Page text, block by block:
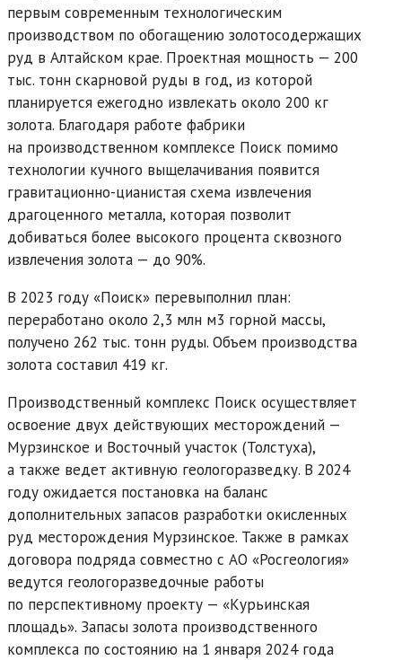
первым современным технологическим
производством по обогащению золотосодержащих
руд в Алтайском крае. Проектная мощность — 200
тыс. тонн скарновой руды в год, из которой
планируется ежегодно извлекать около 200 кг
золота. Благодаря работе фабрики
на производственном комплексе Поиск помимо
технологии кучного выщелачивания появится
гравитационно-цианистая схема извлечения
драгоценного металла, которая позволит
добиваться более высокого процента сквозного
извлечения золота — до 90%.
В 2023 году «Поиск» перевыполнил план:
переработано около 2,3 млн м3 горной массы,
получено 262 тыс. тонн руды. Объем производства
золота составил 419 кг.
Производственный комплекс Поиск осуществляет
освоение двух действующих месторождений —
Мурзинское и Восточный участок (Толстуха),
а также ведет активную геологоразведку. В 2024
году ожидается постановка на баланс
дополнительных запасов разработки окисленных
руд месторождения Мурзинское. Также в рамках
договора подряда совместно с АО «Росгеология»
ведутся геологоразведочные работы
по перспективному проекту — «Курьинская
площадь». Запасы золота производственного
комплекса по состоянию на 1 января 2024 года